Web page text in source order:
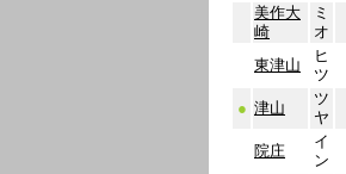
美作大
崎
ミ
オ
東津山
ヒ
ツ
● 津山
ツ
ヤ
院庄
イ
ン